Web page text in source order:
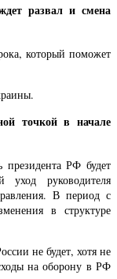
развал и смена
который поможет
точкой в начале
президента РФ будет
уход руководителя
В период с
в структуре
не будет, хотя не
на оборону в РФ